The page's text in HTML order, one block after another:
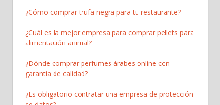
¿Cómo comprar trufa negra para tu restaurante?
¿Cuál es la mejor empresa para comprar pellets para
alimentación animal?
¿Dónde comprar perfumes árabes online con
garantía de calidad?
¿Es obligatorio contratar una empresa de protección